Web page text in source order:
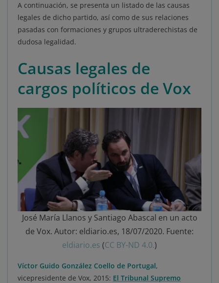
A continuación, se presenta un listado de las causas
legales de dicho partido, así como de sus relaciones
pasadas con formaciones y grupos ultraderechistas de
dudosa legalidad.
Causas legales de
cargos políticos de Vox
José María Llanos y Santiago Abascal en un acto
de Vox. Autor: eldiario.es, 18/07/2020. Fuente:
eldiario.es (CC BY-ND 4.0.)
Víctor Guido González Coello de Portugal,
vicepresidente de Vox, 2015: El Tribunal Supremo